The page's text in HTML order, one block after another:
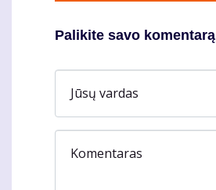
Palikite savo komentarą
Jūsų vardas
Komentaras